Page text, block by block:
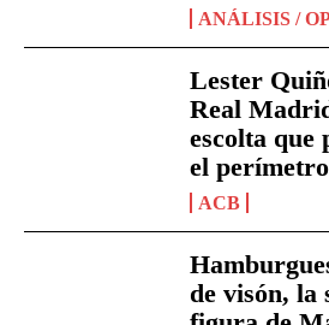
ANÁLISIS /
Lester
Real
escolta
el
ACB
de visón, la